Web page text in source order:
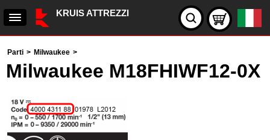
KRUIS ATTREZZI
Parti > Milwaukee >
Milwaukee M18FHIWF12-0X